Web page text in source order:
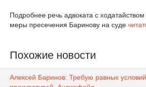
Подробнее речь адвоката с
меры пресечения Баринову на суде
Похожие новости
Алексей Баринов: Требую равных